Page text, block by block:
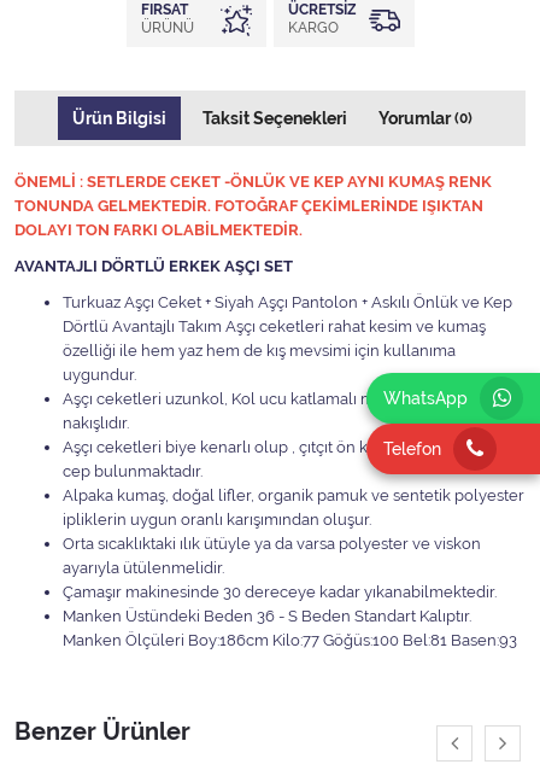
WhatsApp
Telefon
FIRSAT
ÜRÜNÜ
ÜCRETSIZ
KARGO
Ürün Bilgisi Taksit Seçenekleri Yorumlar(0)
ÖNEMLİ : SETLERDE CEKET -ÖNLÜK VE KEP AYNI KUMAŞ RENK
TONUNDA GELMEKTEDİR. FOTOĞRAF ÇEKİMLERİNDE IŞIKTAN
DOLAYI TON FARKI OLABİLMEKTEDİR.
AVANTAJLI DÖRTLÜ ERKEK AŞÇI SET
Turkuaz Aşçı Ceket + Siyah Aşçı Pantolon + Askılı Önlük ve Kep
Dörtlü Avantajlı Takım Aşçı ceketleri rahat kesim ve kumaş
özelliği ile hem yaz hem de kış mevsimi için kullanıma
uygundur.
Aşçı ceketleri uzunkol, Kol ucu katlamalı manşet sağ ve sol kol
nakışlıdır.
Aşçı ceketleri biye kenarlı olup , çıtçıt ön kapamalı, sol kolda
cep bulunmaktadır.
Alpaka kumaş, doğal lifler, organik pamuk ve sentetik polyester
ipliklerin uygun oranlı karışımından oluşur.
Orta sıcaklıktaki ılık ütüyle ya da varsa polyester ve viskon
ayarıyla ütülenmelidir.
Çamaşır makinesinde 30 dereceye kadar yıkanabilmektedir.
Manken Üstündeki Beden 36 - S Beden Standart Kalıptır.
Manken Ölçüleri Boy:186cm Kilo:77 Göğüs:100 Bel:81 Basen:93
Benzer Ürünler